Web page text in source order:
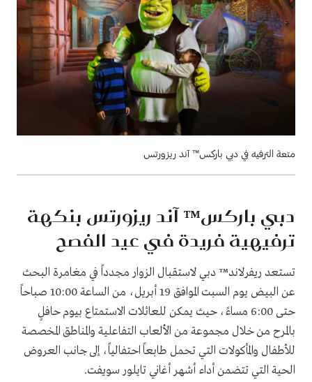
متعة الترفيه في دبي باركس™ آند ريزورتس
دبي باركس™ آند ريزورتس بنكهة
ترفيهية فريدة في عيد الفصح
تستعد ريفرلاند™ دبي لاستقبال الزوار مجدداً في مغامرة البحث
عن البيض يوم السبت الموافق 19 أبريل، من الساعة 10:00 صباحاً
حتى 6:00 مساءً، حيث يمكن للعائلات الاستمتاع بيوم حافلٍ
بالمرح من خلال مجموعة من الألعاب التفاعلية والمناطق المخصصة
للأطفال والمأكولات التي تحمل طابعاً احتفالياً، إلى جانب العروض
الحية التي تتضمن أداء أشهر أغاني تايلور سويفت.